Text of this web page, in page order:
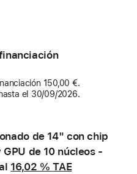
150,00 €.
el 30/09/2026.
de 14" con chip
de 10 núcleos -
16,02 %TAE